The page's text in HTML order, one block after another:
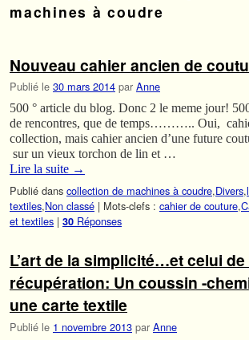
machines à coudre
Nouveau cahier ancien de
Publié le 30 mars 2014 par Anne
500 ° article du blog. Donc 2 le meme jour!
de rencontres, que de temps……….. Oui,
collection, mais cahier ancien d’une future
sur un vieux torchon de lin et …
Lire la suite →
Publié dans collection de machines à coudre,Divers,
textiles,Non classé | Mots-clefs : cahier de couture,
et textiles | 30 Réponses
L’art de la simplicité…et celui de
récupération: Un coussin -
une carte textile
Publié le 1 novembre 2013 par Anne